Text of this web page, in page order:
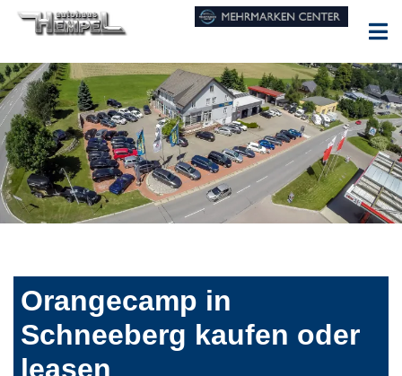
Orangecamp in
Schneeberg kaufen oder
leasen